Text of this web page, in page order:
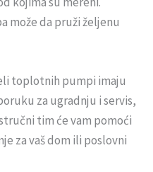
može da pruži željenu
toplotnih pumpi imaju
za ugradnju i servis,
tim će vam pomoći
za vaš dom ili poslovni